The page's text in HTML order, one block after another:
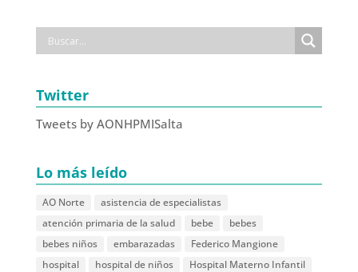
Twitter
Tweets by AONHPMISalta
Lo más leído
AO Norte
asistencia de especialistas
atención primaria de la salud
bebe
bebes
bebes niños
embarazadas
Federico Mangione
hospital
hospital de niños
Hospital Materno Infantil